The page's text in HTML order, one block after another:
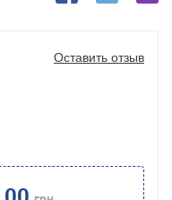
Оставить отзыв